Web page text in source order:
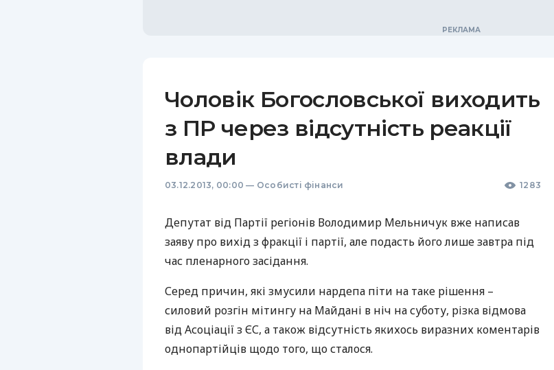
Чоловік Богословської виходить
з ПР через відсутність реакції
влади
03.12.2013, 00:00 — Особисті фінанси 1283
Депутат від Партії регіонів Володимир Мельничук вже написав
заяву про вихід з фракції і партії, але подасть його лише завтра під
час пленарного засідання.
Серед причин, які змусили нардепа піти на таке рішення –
силовий розгін мітингу на Майдані в ніч на суботу, різка відмова
від Асоціації з ЄС, а також відсутність якихось виразних коментарів
однопартійців щодо того, що сталося.